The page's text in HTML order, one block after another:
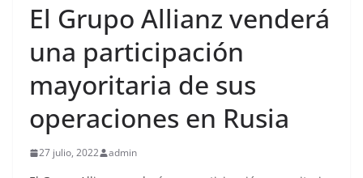
El Grupo Allianz venderá
una participación
mayoritaria de sus
operaciones en Rusia
27 julio, 2022 admin